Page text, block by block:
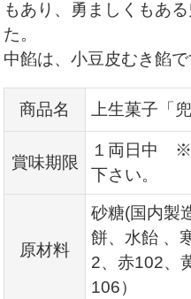
もあり、勇ましくもあ
た。
中餡は、小豆皮むき餡で
商品名 上生菓子「
賞味期限
１両日中 ※
下さい。
原材料
砂糖(国内製
餅、水飴 、
2、赤102、
106）